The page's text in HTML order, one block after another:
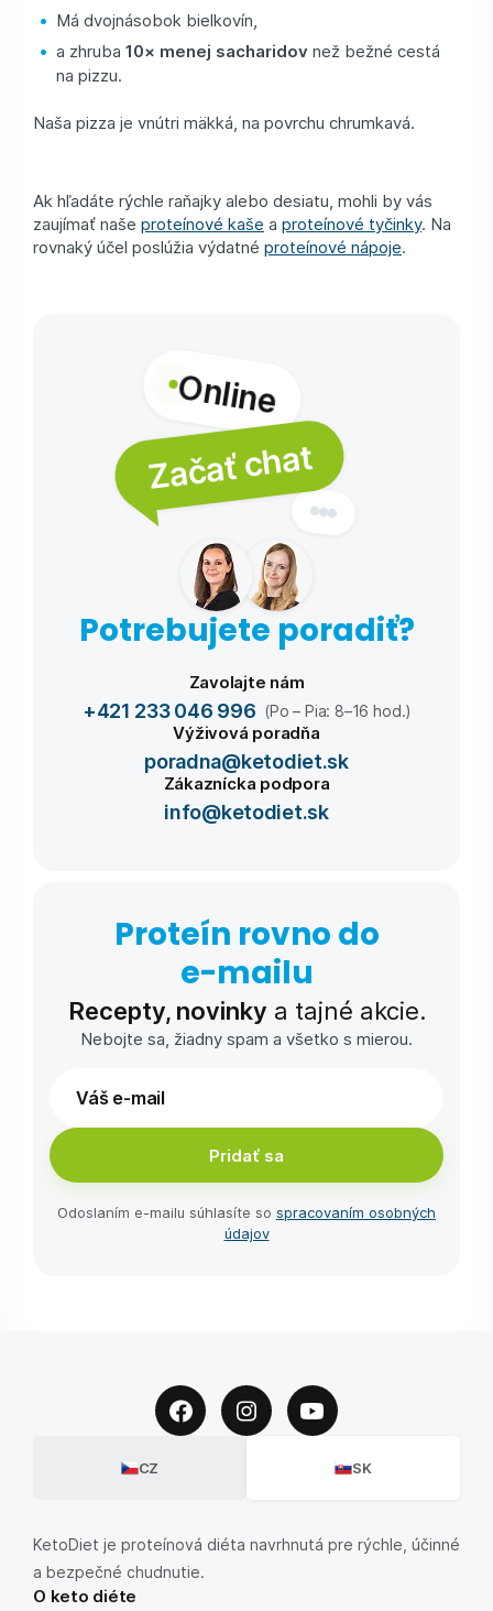
Má dvojnásobok bielkovín,
a zhruba 10× menej sacharidov než bežné cestá
na pizzu.
Naša pizza je vnútri mäkká, na povrchu chrumkavá.
Ak hľadáte rýchle raňajky alebo desiatu, mohli by vás
zaujímať naše proteínové kaše a proteínové tyčinky. Na
rovnaký účel poslúžia výdatné proteínové nápoje.
Online
Začať chat
Potrebujete poradiť?
Zavolajte nám
+421 233 046 996 (Po – Pia: 8–16 hod.)
Výživová poradňa
poradna@ketodiet.sk
Zákaznícka podpora
info@ketodiet.sk
Proteín rovno do
e-⁠mailu
Recepty, novinky a tajné akcie.
Nebojte sa, žiadny spam a všetko s mierou.
Pridať sa
Odoslaním e-⁠mailu súhlasíte so spracovaním osobných
údajov
CZ SK
KetoDiet je proteínová diéta navrhnutá pre rýchle, účinné
a bezpečné chudnutie.
O keto diéte